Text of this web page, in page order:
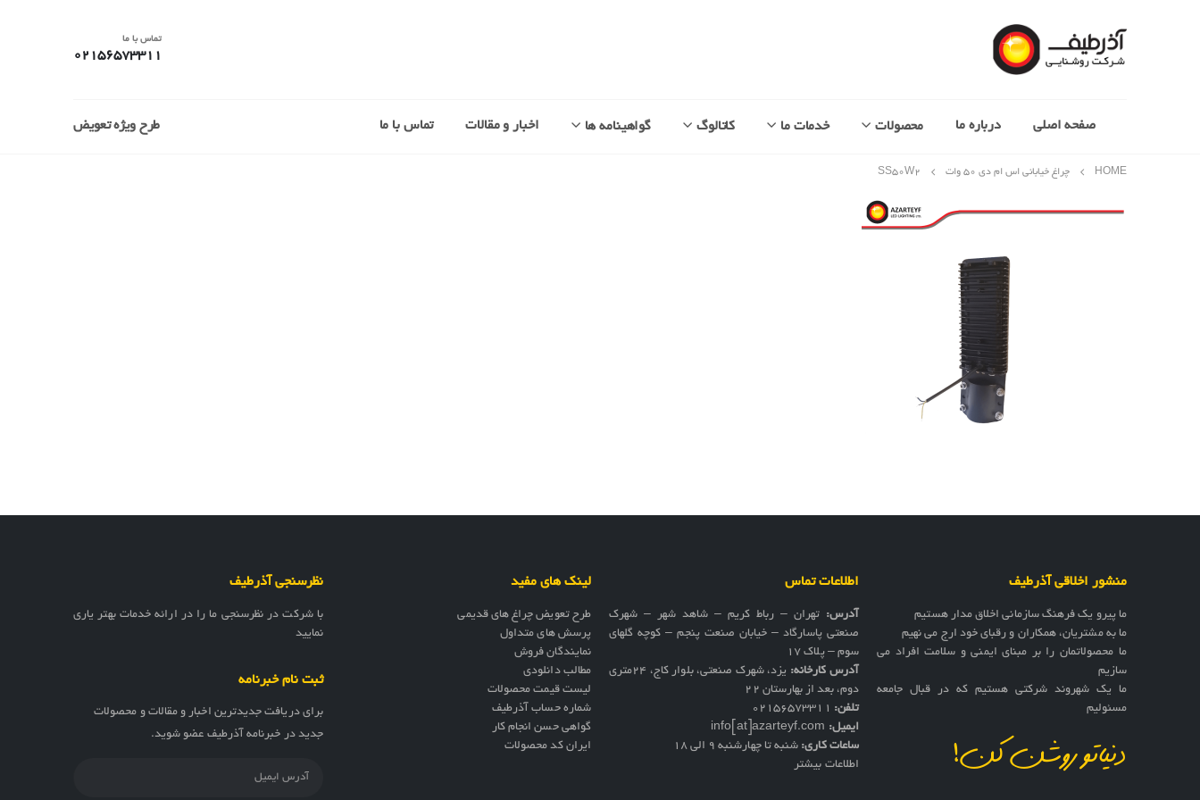
تماس با ما
02156573311
صفحه اصلی درباره ما محصولات خدمات ما کاتالوگ گواهینامه ها اخبار و مقالات تماس با ما طرح ویژه تعویض
HOME چراغ خیابانی اس ام دی 50 وات SS۵۰W۲
منشور اخلاقی آذرطیف
ما پیرو یک فرهنگ سازمانی اخلاق مدار هستیم
ما به مشتریان، همکاران و رقبای خود ارج می نهیم
ما محصولاتمان را بر مبنای ایمنی و سلامت افراد می
سازیم
ما یک شهروند شرکتی هستیم که در قبال جامعه
مسئولیم
دنیاتو روشن کن!
اطلاعات تماس
آدرس: تهران – رباط کریم – شاهد شهر – شهرک
صنعتی پاسارگاد – خیابان صنعت پنجم – کوچه گلهای
سوم – پلاک 17
آدرس کارخانه:
یزد، شهرک صنعتی، بلوار کاج، ۲۴متری
دوم، بعد از بهارستان ۲۲
تلفن: 02156573311
ایمیل: info[at]azarteyf.com
ساعات کاری: شنبه تا چهارشنبه 9 الی 18
اطلاعات بیشتر
لینک های مفید
طرح تعویض چراغ های قدیمی
پرسش های متداول
نمایندگان فروش
مطالب دانلودی
لیست قیمت محصولات
شماره حساب آذرطیف
گواهی حسن انجام کار
ایران کد محصولات
نظرسنجی آذرطیف
با شرکت در نظرسنجی ما را در ارائه خدمات بهتر یاری
نمایید
ثبت نام خبرنامه
برای دریافت جدیدترین اخبار و مقالات و محصولات
جدید در خبرنامه آذرطیف عضو شوید.